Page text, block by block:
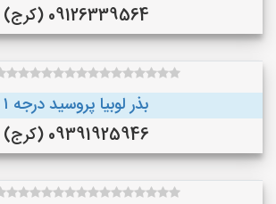
09126339564 (کرج)
بذر لوبیا پروسید درجه ۱
09391925946 (کرج)